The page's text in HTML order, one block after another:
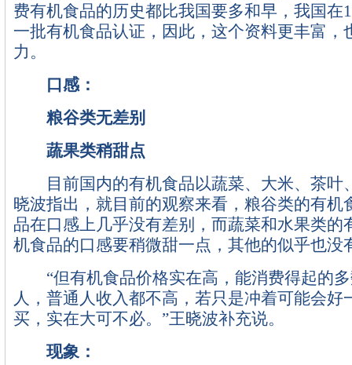
费有机食品的历史都比我国要多和早，我国在
一批有机食品认证，因此，这个资料更丰富，
力。
口感：
粮谷类无差别
蔬果类稍甜点
目前国内的有机食品以蔬菜、大米、茶叶
晓波指出，就目前的观察来看，粮谷类的有机
品在口感上几乎没有差别，而蔬菜和水果类的
机食品的口感要稍微甜一点，其他的似乎也没
“但有机食品价格实在高，能消费得起的多
人，普通人收入都不高，若只是冲着可能会好
买，实在大可不必。”王晓波补充说。
现象：